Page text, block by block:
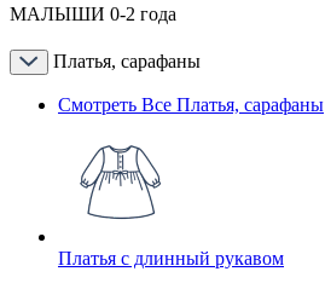
МАЛЫШИ 0-2 года
Платья, сарафаны
Смотреть Все Платья, сарафаны
Платья с длинный рукавом